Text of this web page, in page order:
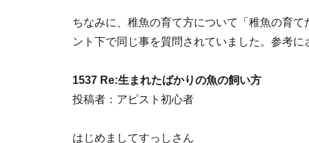
ちなみに、稚魚の育て方について「稚魚の育
ント下で同じ事を質問されていました。参考
1537 Re:生まれたばかりの魚の飼い方
投稿者：アピスト初心者
はじめましてすっしさん